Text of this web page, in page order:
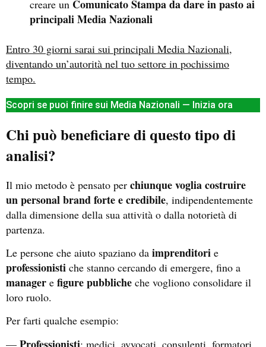
creare un Comunicato Stampa da dare in pasto ai
principali Media Nazionali
Entro 30 giorni sarai sui principali Media Nazionali,
diventando un’autorità nel tuo settore in pochissimo
tempo.
Scopri se puoi finire sui Media Nazionali — Inizia ora
Chi può beneficiare di questo tipo di
analisi?
Il mio metodo è pensato per chiunque voglia costruire
un personal brand forte e credibile, indipendentemente
dalla dimensione della sua attività o dalla notorietà di
partenza.
Le persone che aiuto spaziano da imprenditori e
professionisti che stanno cercando di emergere, fino a
manager e figure pubbliche che vogliono consolidare il
loro ruolo.
Per farti qualche esempio:
—
: medici, avvocati, consulenti, formatori